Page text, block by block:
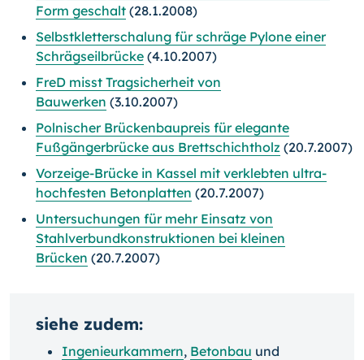
Form geschalt (28.1.2008)
Selbstkletterschalung für schräge Pylone einer
Schrägseilbrücke (4.10.2007)
FreD misst Tragsicherheit von
Bauwerken (3.10.2007)
Polnischer Brückenbaupreis für elegante
Fußgängerbrücke aus Brettschichtholz (20.7.2007)
Vorzeige-Brücke in Kassel mit verklebten ultra-
hochfesten Betonplatten (20.7.2007)
Untersuchungen für mehr Einsatz von
Stahlverbundkonstruktionen bei kleinen
Brücken (20.7.2007)
siehe zudem:
Ingenieurkammern, Betonbau und